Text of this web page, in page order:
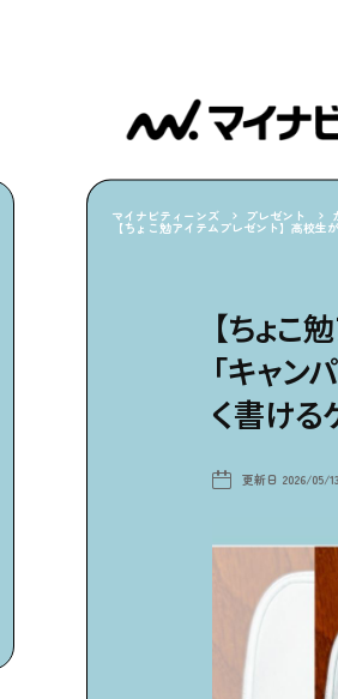
マイナビティーンズ プレゼント
【ちょこ勉アイテムプレゼント】高校
【ちょこ
「キャ
く書ける
更新日 2026/05/13